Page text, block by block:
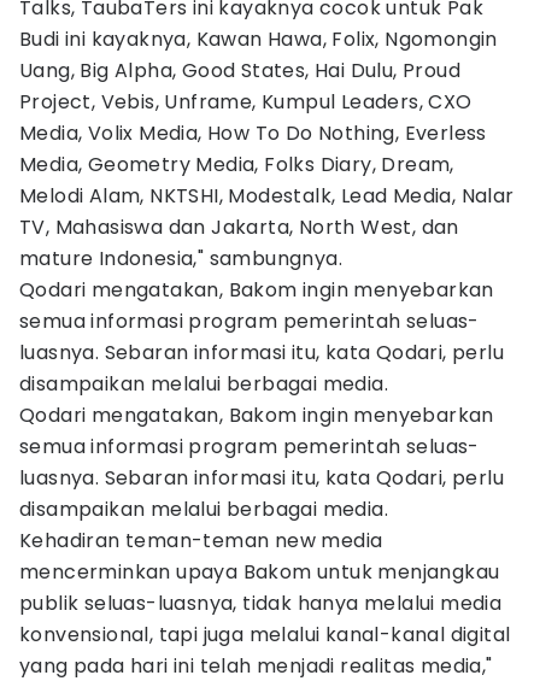
Talks, TaubaTers ini kayaknya cocok untuk Pak
Budi ini kayaknya, Kawan Hawa, Folix, Ngomongin
Uang, Big Alpha, Good States, Hai Dulu, Proud
Project, Vebis, Unframe, Kumpul Leaders, CXO
Media, Volix Media, How To Do Nothing, Everless
Media, Geometry Media, Folks Diary, Dream,
Melodi Alam, NKTSHI, Modestalk, Lead Media, Nalar
TV, Mahasiswa dan Jakarta, North West, dan
mature Indonesia," sambungnya.
Qodari mengatakan, Bakom ingin menyebarkan
semua informasi program pemerintah seluas-
luasnya. Sebaran informasi itu, kata Qodari, perlu
disampaikan melalui berbagai media.
Qodari mengatakan, Bakom ingin menyebarkan
semua informasi program pemerintah seluas-
luasnya. Sebaran informasi itu, kata Qodari, perlu
disampaikan melalui berbagai media.
Kehadiran teman-teman new media
mencerminkan upaya Bakom untuk menjangkau
publik seluas-luasnya, tidak hanya melalui media
konvensional, tapi juga melalui kanal-kanal digital
yang pada hari ini telah menjadi realitas media,"